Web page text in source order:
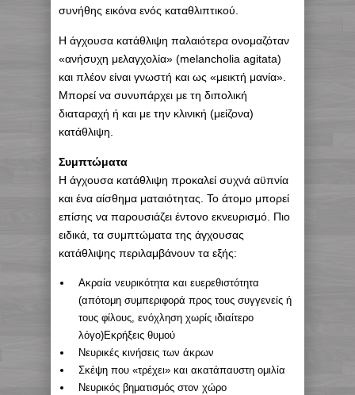
συνήθης εικόνα ενός καταθλιπτικού.
Η άγχουσα κατάθλιψη παλαιότερα ονομαζόταν
«ανήσυχη μελαγχολία» (melancholia agitata)
και πλέον είναι γνωστή και ως «μεικτή μανία».
Μπορεί να συνυπάρχει με τη διπολική
διαταραχή ή και με την κλινική (μείζονα)
κατάθλιψη.
Συμπτώματα
Η άγχουσα κατάθλιψη προκαλεί συχνά αϋπνία
και ένα αίσθημα ματαιότητας. Το άτομο μπορεί
επίσης να παρουσιάζει έντονο εκνευρισμό. Πιο
ειδικά, τα συμπτώματα της άγχουσας
κατάθλιψης περιλαμβάνουν τα εξής:
Ακραία νευρικότητα και ευερεθιστότητα
(απότομη συμπεριφορά προς τους συγγενείς ή
τους φίλους, ενόχληση χωρίς ιδιαίτερο
λόγο)Εκρήξεις θυμού
Νευρικές κινήσεις των άκρων
Σκέψη που «τρέχει» και ακατάπαυστη ομιλία
Νευρικός βηματισμός στον χώρο